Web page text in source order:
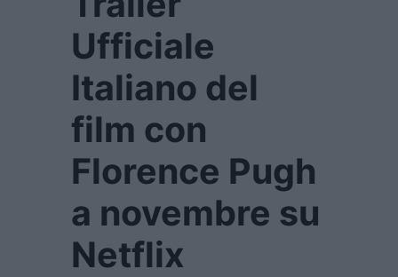
Ufficiale
Italiano del
film con
Florence Pugh
a novembre su
Netflix